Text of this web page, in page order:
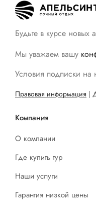
Будьте в курсе
Мы уважаем вашу
Условия подписки на
Правовая информация |
Компания
О компании
Где купить тур
Наши услуги
Гарантия низкой цены